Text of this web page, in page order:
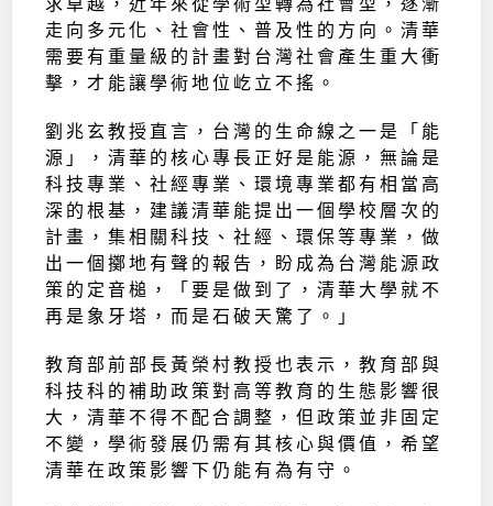
走向多元化、社會性、普及性的方向。清華
需要有重量級的計畫對台灣社會產生重大衝
擊，才能讓學術地位屹立不搖。
劉兆玄教授直言，台灣的生命線之一是「能
源」，清華的核心專長正好是能源，無論是
科技專業、社經專業、環境專業都有相當高
深的根基，建議清華能提出一個學校層次的
計畫，集相關科技、社經、環保等專業，做
出一個擲地有聲的報告，盼成為台灣能源政
策的定音槌，「要是做到了，清華大學就不
再是象牙塔，而是石破天驚了。」
教育部前部長黃榮村教授也表示，教育部與
科技科的補助政策對高等教育的生態影響很
大，清華不得不配合調整，但政策並非固定
不變，學術發展仍需有其核心與價值，希望
清華在政策影響下仍能有為有守。